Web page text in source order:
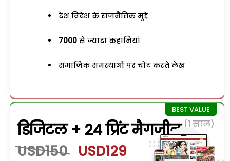
देश विदेश के राजनैतिक मुद्दे
7000 से ज्यादा कहानियां
समाजिक समस्याओं पर चोट करते लेख
डिजिटल + 24 प्रिंट मैगजीन (1 साल)
USD150 USD129